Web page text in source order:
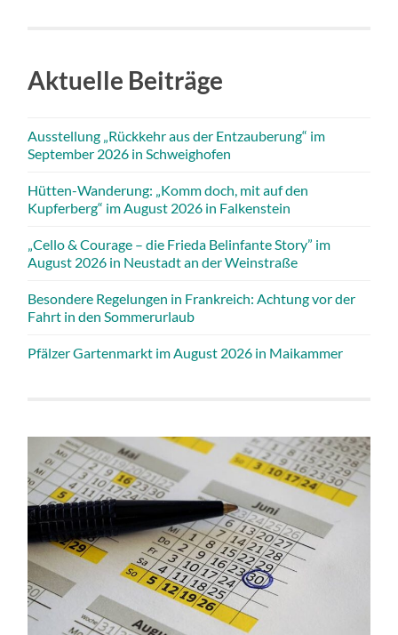
Aktuelle Beiträge
Ausstellung „Rückkehr aus der Entzauberung“ im
September 2026 in Schweighofen
Hütten-Wanderung: „Komm doch, mit auf den
Kupferberg“ im August 2026 in Falkenstein
„Cello & Courage – die Frieda Belinfante Story” im
August 2026 in Neustadt an der Weinstraße
Besondere Regelungen in Frankreich: Achtung vor der
Fahrt in den Sommerurlaub
Pfälzer Gartenmarkt im August 2026 in Maikammer